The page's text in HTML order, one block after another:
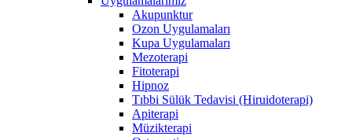
Akupunktur
Ozon Uygulamaları
Kupa Uygulamaları
Mezoterapi
Fitoterapi
Hipnoz
Tıbbi Sülük Tedavisi (Hiruidoterapi)
Apiterapi
Müzikterapi